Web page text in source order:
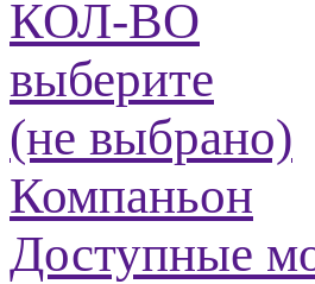
КОЛ-ВО
выберите
(не выбрано)
Компаньон
Доступные